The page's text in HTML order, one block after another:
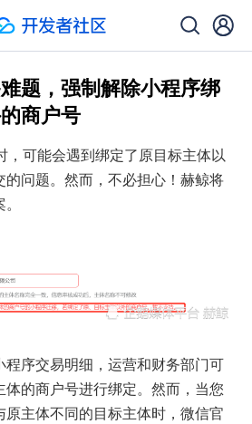
题，强制解除小程序绑
商户号
，可能会遇到绑定了原目标主体以
问题。然而，不必担心！赫鲸将
序交易明细，运营和财务部门可
的商户号进行绑定。然而，当您
主体不同的目标主体时，微信官